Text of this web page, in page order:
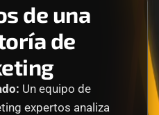
de una
de
Un equipo de
expertos analiza